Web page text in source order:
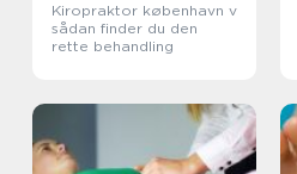
Kiropraktor københavn v
sådan finder du den
rette behandling